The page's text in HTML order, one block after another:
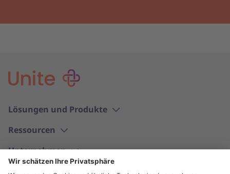
Lösungen und Produkte
Ressourcen
Unternehmen